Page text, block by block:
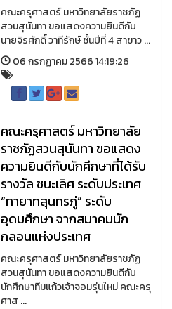
คณะครุศาสตร์ มหาวิทยาลัยราชภัฏ
สวนสุนันทา ขอแสดงความยินดีกับ
นายจิรศักดิ์ วาทีรักษ์ ชั้นปีที่ 4 สาขาว ...
06 กรกฏาคม 2566 14:19:26
คณะครุศาสตร์ มหาวิทยาลัย
ราชภัฏสวนสุนันทา ขอแสดง
ความยินดีกับนักศึกษาที่ได้รับ
รางวัล ชนะเลิศ ระดับประเทศ
“ทายาทสุนทรภู่” ระดับ
อุดมศึกษา จากสมาคมนัก
กลอนแห่งประเทศ
คณะครุศาสตร์ มหาวิทยาลัยราชภัฏ
สวนสุนันทา ขอแสดงความยินดีกับ
นักศึกษาทีมแก้วเจ้าจอมรุ่นใหม่ คณะครุ
ศาส ...